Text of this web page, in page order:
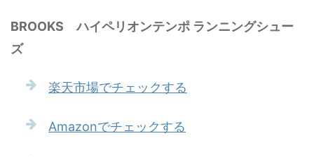
BROOKS ハイペリオンテンポ ランニングシュー
ズ
楽天市場でチェックする
Amazonでチェックする